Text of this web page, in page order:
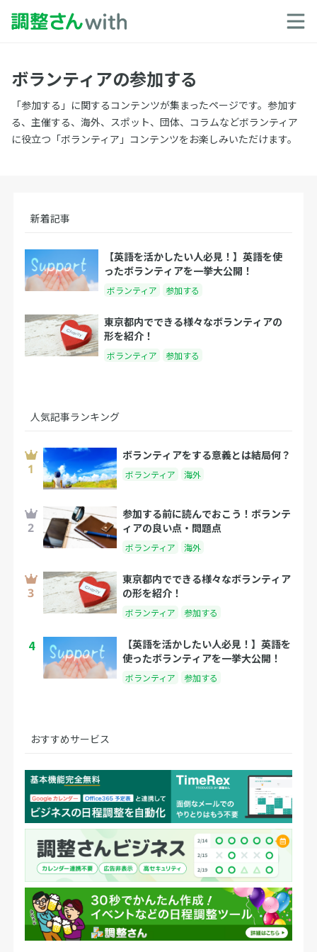
ボランティアの参加する
「参加する」に関するコンテンツが集まったページです。参加す
る、主催する、海外、スポット、団体、コラムなどボランティア
に役立つ「ボランティア」コンテンツをお楽しみいただけます。
新着記事
【英語を活かしたい人必見！】英語を使
ったボランティアを一挙大公開！
ボランティア 参加する
東京都内でできる様々なボランティアの
形を紹介！
ボランティア 参加する
人気記事ランキング
ボランティアをする意義とは結局何？
ボランティア 海外
参加する前に読んでおこう！ボランテ
ィアの良い点・問題点
ボランティア 海外
東京都内でできる様々なボランティア
の形を紹介！
ボランティア 参加する
4
【英語を活かしたい人必見！】英語を
使ったボランティアを一挙大公開！
ボランティア 参加する
おすすめサービス